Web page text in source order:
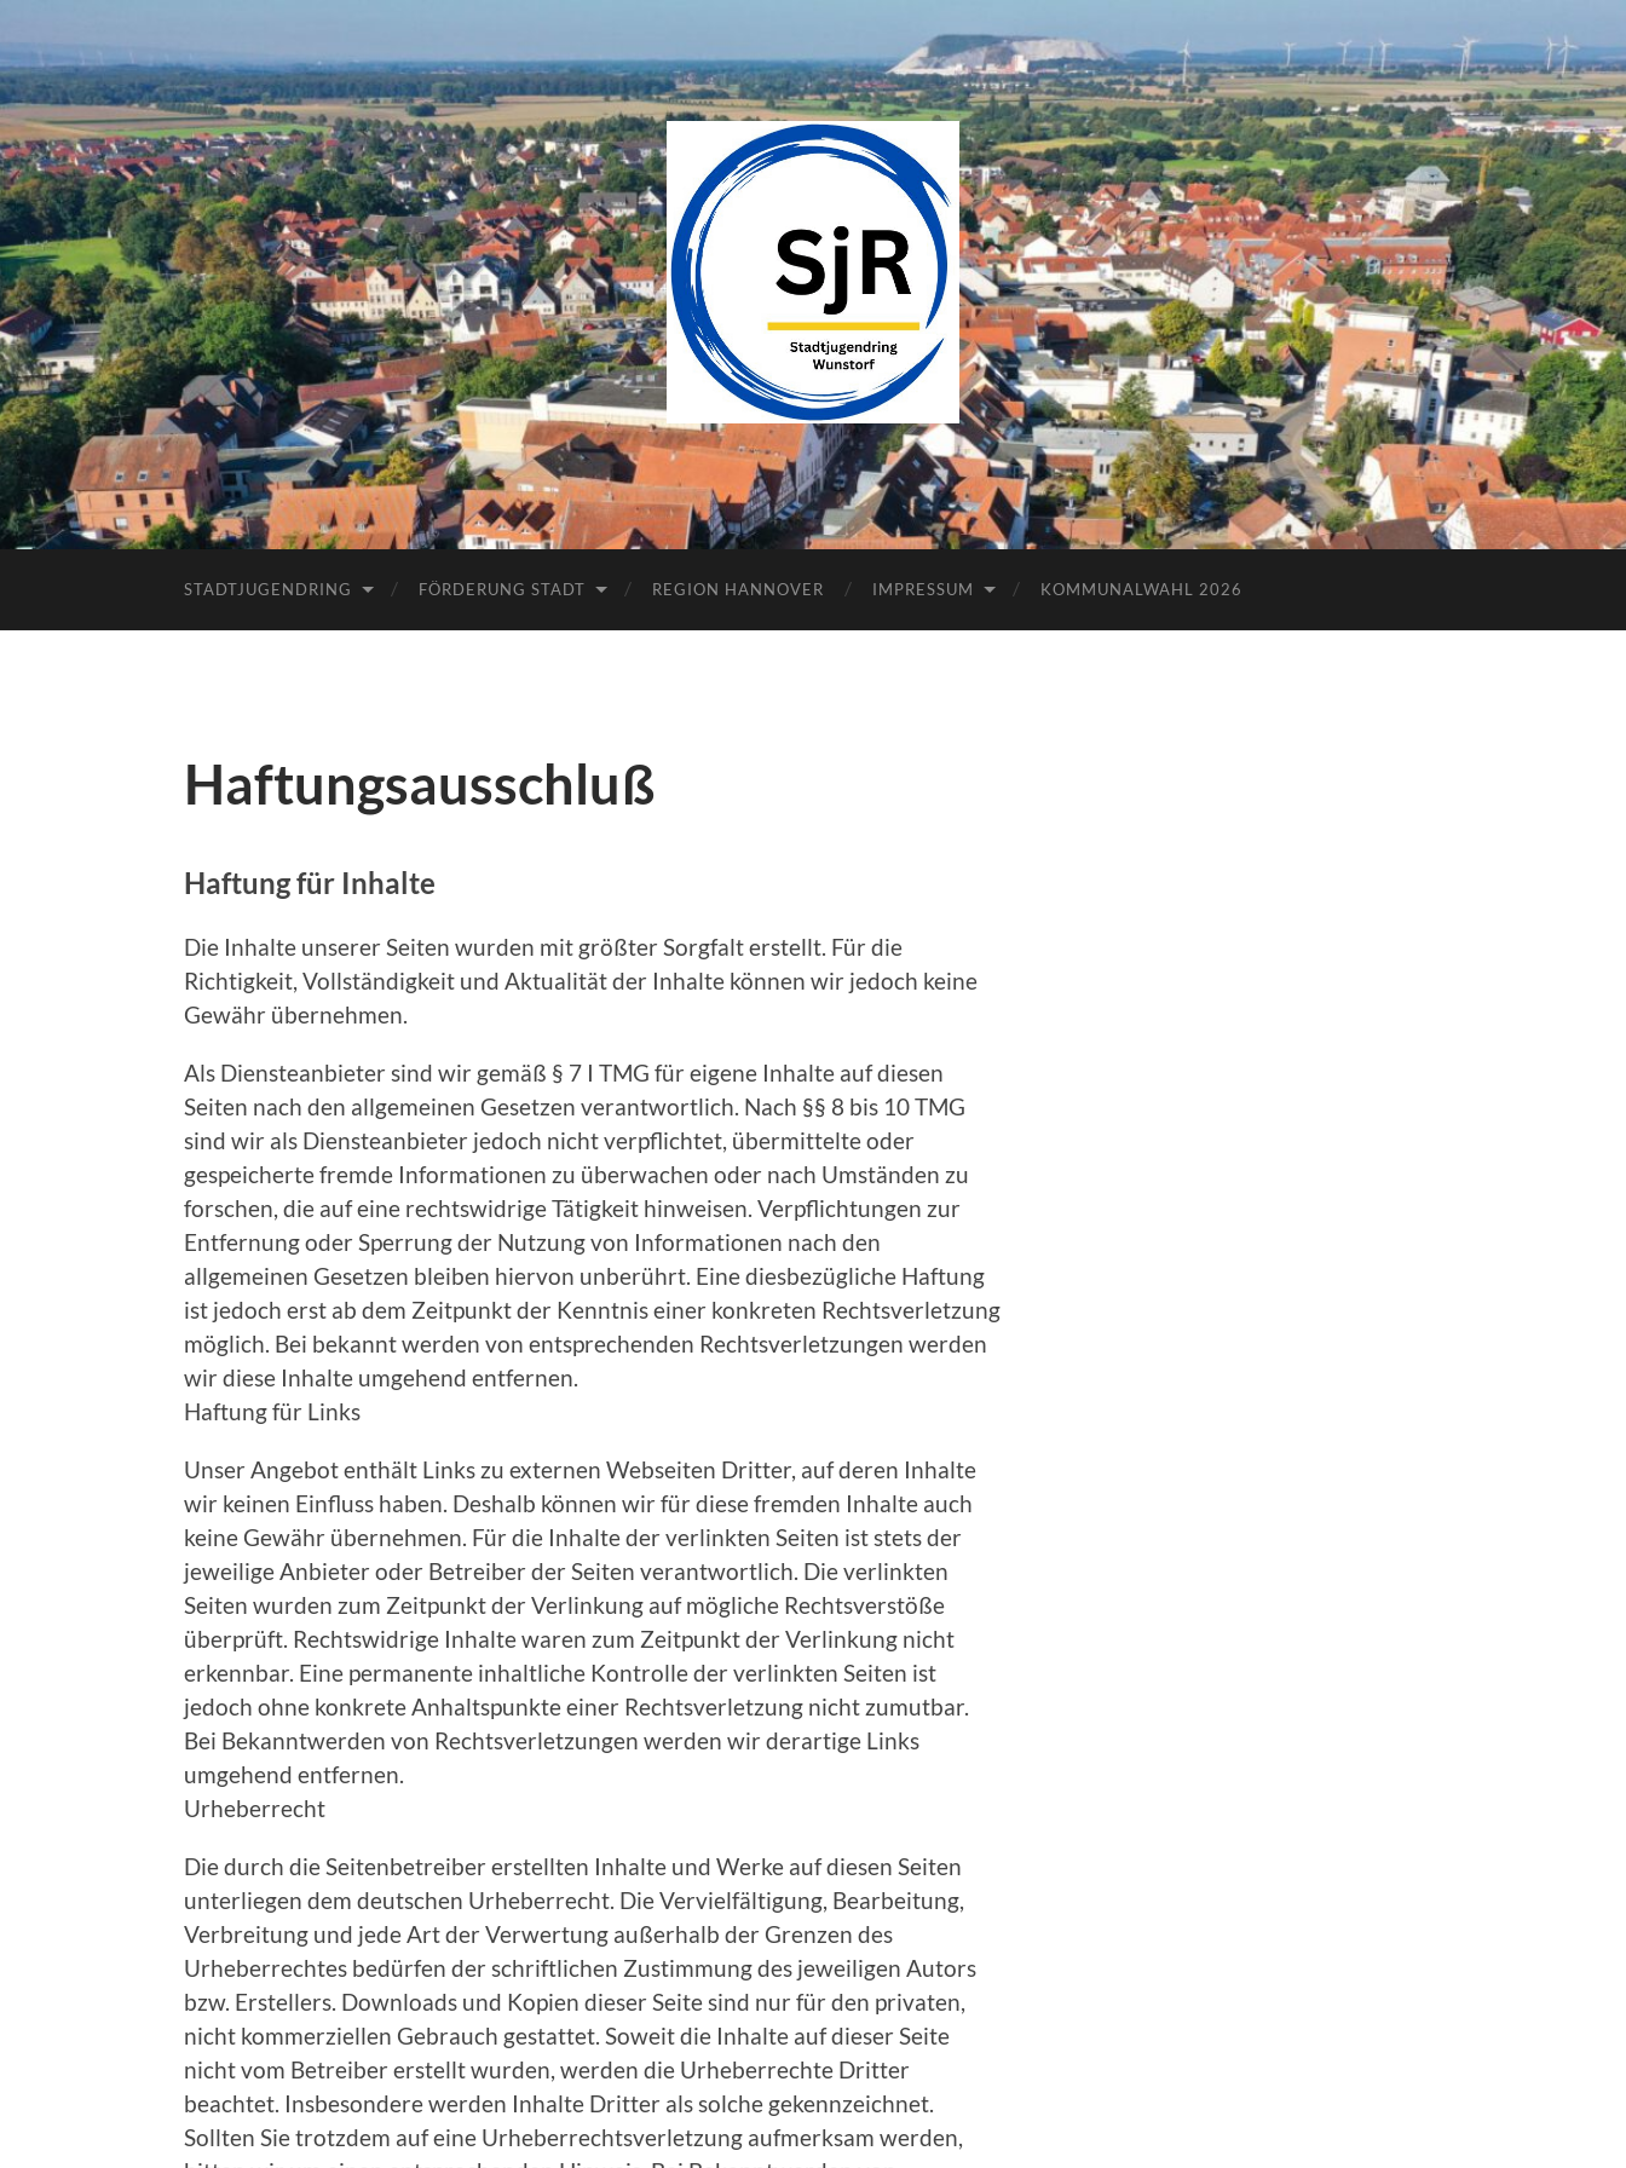
SJR
Wunstorf
STADTJUGENDRING FÖRDERUNG STADT REGION HANNOVER IMPRESSUM KOMMUNALWAHL 2026
Haftungsausschluß
Haftung für Inhalte
Die Inhalte unserer Seiten wurden mit größter Sorgfalt erstellt. Für die
Richtigkeit, Vollständigkeit und Aktualität der Inhalte können wir jedoch keine
Gewähr übernehmen.
Als Diensteanbieter sind wir gemäß § 7 I TMG für eigene Inhalte auf diesen
Seiten nach den allgemeinen Gesetzen verantwortlich. Nach §§ 8 bis 10 TMG
sind wir als Diensteanbieter jedoch nicht verpflichtet, übermittelte oder
gespeicherte fremde Informationen zu überwachen oder nach Umständen zu
forschen, die auf eine rechtswidrige Tätigkeit hinweisen. Verpflichtungen zur
Entfernung oder Sperrung der Nutzung von Informationen nach den
allgemeinen Gesetzen bleiben hiervon unberührt. Eine diesbezügliche Haftung
ist jedoch erst ab dem Zeitpunkt der Kenntnis einer konkreten Rechtsverletzung
möglich. Bei bekannt werden von entsprechenden Rechtsverletzungen werden
wir diese Inhalte umgehend entfernen.
Haftung für Links
Unser Angebot enthält Links zu externen Webseiten Dritter, auf deren Inhalte
wir keinen Einfluss haben. Deshalb können wir für diese fremden Inhalte auch
keine Gewähr übernehmen. Für die Inhalte der verlinkten Seiten ist stets der
jeweilige Anbieter oder Betreiber der Seiten verantwortlich. Die verlinkten
Seiten wurden zum Zeitpunkt der Verlinkung auf mögliche Rechtsverstöße
überprüft. Rechtswidrige Inhalte waren zum Zeitpunkt der Verlinkung nicht
erkennbar. Eine permanente inhaltliche Kontrolle der verlinkten Seiten ist
jedoch ohne konkrete Anhaltspunkte einer Rechtsverletzung nicht zumutbar.
Bei Bekanntwerden von Rechtsverletzungen werden wir derartige Links
umgehend entfernen.
Urheberrecht
Die durch die Seitenbetreiber erstellten Inhalte und Werke auf diesen Seiten
unterliegen dem deutschen Urheberrecht. Die Vervielfältigung, Bearbeitung,
Verbreitung und jede Art der Verwertung außerhalb der Grenzen des
Urheberrechtes bedürfen der schriftlichen Zustimmung des jeweiligen Autors
bzw. Erstellers. Downloads und Kopien dieser Seite sind nur für den privaten,
nicht kommerziellen Gebrauch gestattet. Soweit die Inhalte auf dieser Seite
nicht vom Betreiber erstellt wurden, werden die Urheberrechte Dritter
beachtet. Insbesondere werden Inhalte Dritter als solche gekennzeichnet.
Sollten Sie trotzdem auf eine Urheberrechtsverletzung aufmerksam werden,